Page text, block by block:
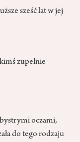
sześć lat w jej
zupełnie
oczami,
do tego rodzaju